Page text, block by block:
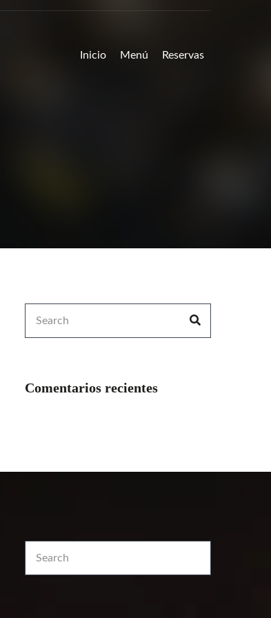
Inicio Menú Reservas
for:
Comentarios recientes
for: